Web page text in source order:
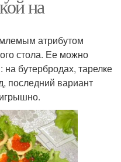
на
атрибутом
стола. Ее можно
бутербродах, тарелке
последний вариант